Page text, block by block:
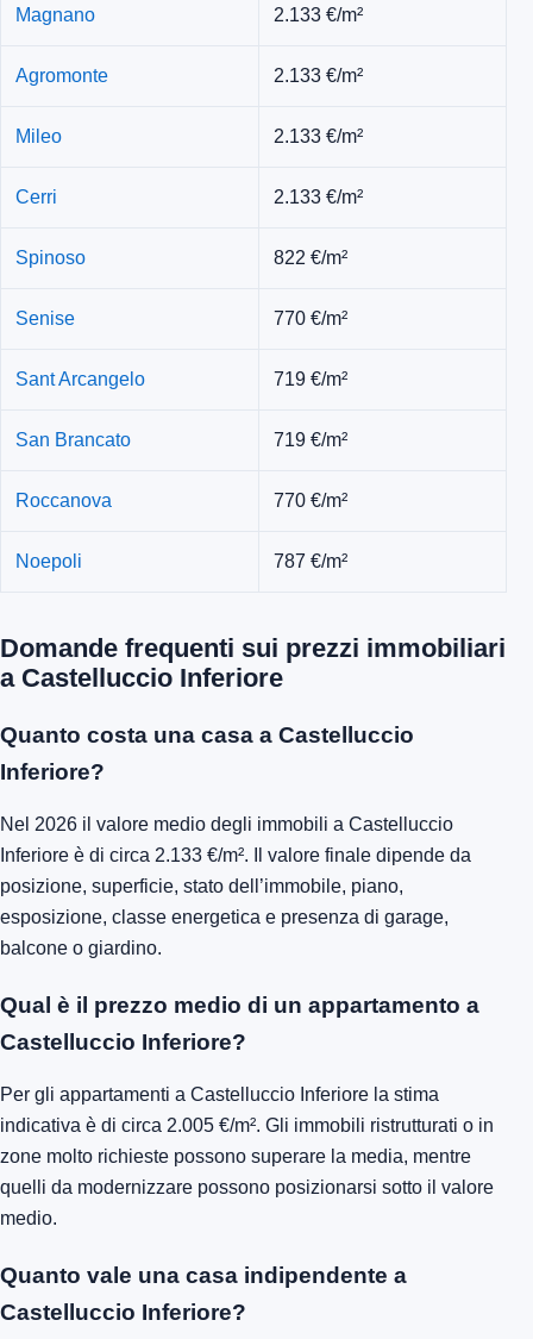
Magnano 2.133 €/m²
Agromonte 2.133 €/m²
Mileo 2.133 €/m²
Cerri 2.133 €/m²
Spinoso 822 €/m²
Senise 770 €/m²
Sant Arcangelo 719 €/m²
San Brancato 719 €/m²
Roccanova 770 €/m²
Noepoli 787 €/m²
Domande frequenti sui prezzi immobiliari
a Castelluccio Inferiore
Quanto costa una casa a Castelluccio
Inferiore?
Nel 2026 il valore medio degli immobili a Castelluccio
Inferiore è di circa 2.133 €/m². Il valore finale dipende da
posizione, superficie, stato dell’immobile, piano,
esposizione, classe energetica e presenza di garage,
balcone o giardino.
Qual è il prezzo medio di un appartamento a
Castelluccio Inferiore?
Per gli appartamenti a Castelluccio Inferiore la stima
indicativa è di circa 2.005 €/m². Gli immobili ristrutturati o in
zone molto richieste possono superare la media, mentre
quelli da modernizzare possono posizionarsi sotto il valore
medio.
Quanto vale una casa indipendente a
Castelluccio Inferiore?